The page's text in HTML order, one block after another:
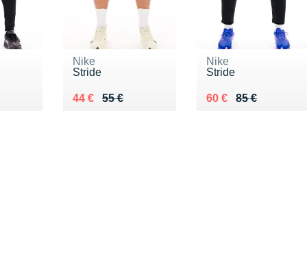
Nike
Stride
55 €
Au lieu de 55 €
44 €
Vendu 44 €
Nike
Stride
85 €
Au lieu de 85 €
60 €
Vendu 60 €